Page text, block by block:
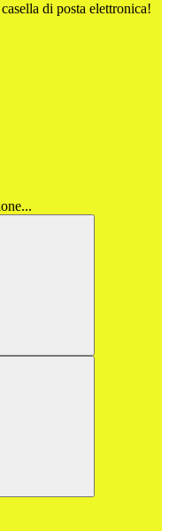
di posta elettronica!